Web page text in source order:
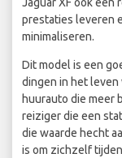
prestaties leveren
minimaliseren.
Dit model is een
dingen in het leven
huurauto die meer
reiziger die een
die waarde hecht
is om zichzelf